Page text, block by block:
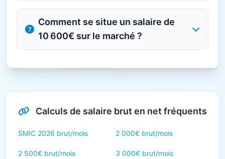
Comment se situe un salaire de
10 600€ sur le marché ?
Calculs de salaire brut en net fréquents
SMIC 2026 brut/mois 2 000€ brut/mois
2 500€ brut/mois 3 000€ brut/mois